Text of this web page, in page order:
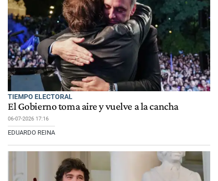
TIEMPO ELECTORAL
El Gobierno toma aire y vuelve a la cancha
06-07-2026 17:16
EDUARDO REINA